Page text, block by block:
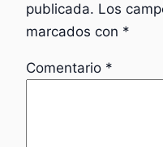
publicada. Los
marcados con *
Comentario *